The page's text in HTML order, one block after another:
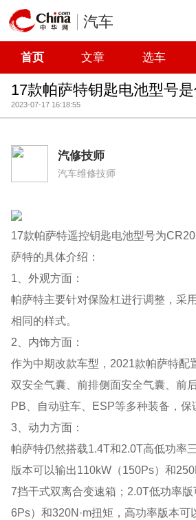
汽车
首页 文章 选车
17款帕萨特钥匙电池型号是
2023-07-17 16:18:55
汽修技师
汽车维修技师
17款帕萨特遥控钥匙电池型号为
萨特的具体介绍：
1、外观方面：
帕萨特主要针对保险杠进行调整，采
相同的样式。
2、内饰方面：
作为中期改款车型，2021款帕萨特配
双安全气囊、前排侧面安全气囊、前
PB、自动驻车、ESP等多种装备，保
3、动力方面：
帕萨特仍然搭载1.4T和2.0T高低功率
版本可以输出110kW（150Ps）和
7挡干式双离合变速箱；2.0T低功率
6Ps）和320N·m扭矩，高功率版本可